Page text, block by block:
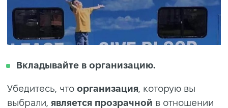
Вкладывайте в организацию.
Убедитесь, что организация , которую вы
выбрали, является прозрачной в отношении